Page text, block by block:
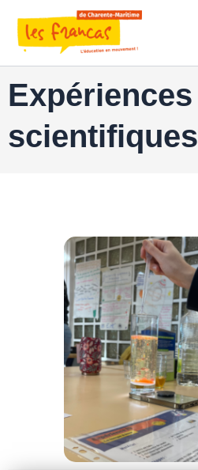
contenu
Expériences
scientifiques